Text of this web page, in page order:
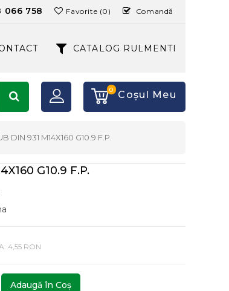
066 758 Favorite (0) Comandă
CATALOG RULMENTI
0 Coşul Meu
DIN 931 M14X160 G10.9 F.P.
G10.9 F.P.
4,55 RON
Adaugă în Coş